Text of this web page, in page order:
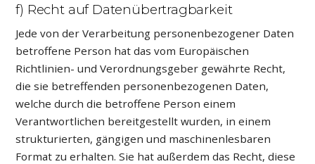
f) Recht auf Datenübertragbarkeit
Jede von der Verarbeitung personenbezogener Daten
betroffene Person hat das vom Europäischen
Richtlinien- und Verordnungsgeber gewährte Recht,
die sie betreffenden personenbezogenen Daten,
welche durch die betroffene Person einem
Verantwortlichen bereitgestellt wurden, in einem
strukturierten, gängigen und maschinenlesbaren
Format zu erhalten. Sie hat außerdem das Recht, diese